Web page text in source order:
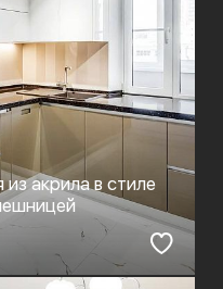
из акрила в стиле